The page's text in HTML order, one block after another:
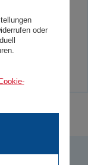
oder
bei